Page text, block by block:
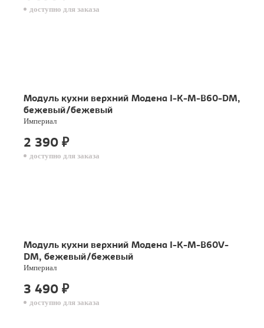
доступно для заказа
Модуль кухни верхний Модена I-K-M-B60-DM,
бежевый/бежевый
Империал
2 390 ₽
доступно для заказа
Модуль кухни верхний Модена I-K-M-B60V-
DM, бежевый/бежевый
Империал
3 490 ₽
доступно для заказа